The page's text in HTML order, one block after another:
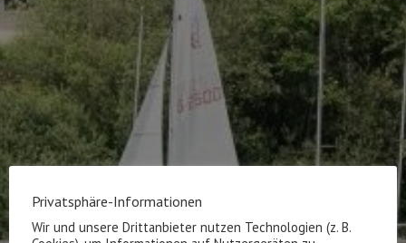
Privatsphäre-Informationen
Wir und unsere Drittanbieter nutzen Technologien (z. B.